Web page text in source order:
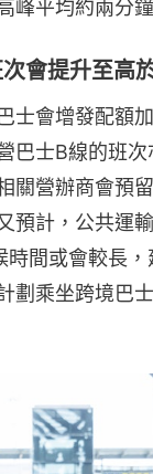
峰平均約兩分
會提升至高
士會增發配額
巴士B線的班
關營辦商會預
預計，公共運
時間或會較長
劃乘坐跨境巴